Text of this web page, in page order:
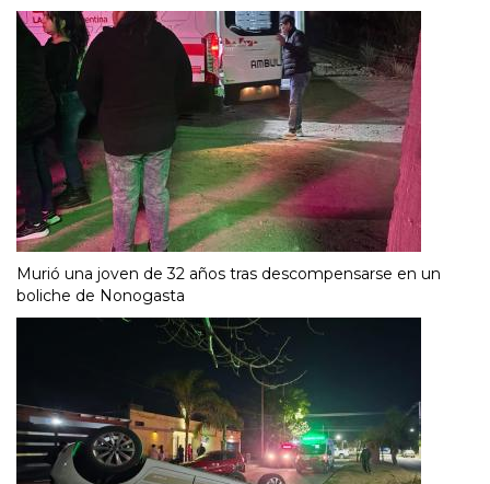
Murió una joven de 32 años tras descompensarse en un
boliche de Nonogasta